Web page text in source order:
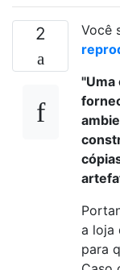
2 Você
a loja
para